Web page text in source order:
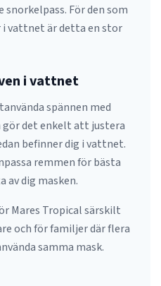
För den som
vattnet är detta en stor
i vattnet
spännen med
det enkelt att justera
befinner dig i vattnet.
remmen för bästa
dig masken.
Mares Tropical särskilt
och för familjer där flera
samma mask.